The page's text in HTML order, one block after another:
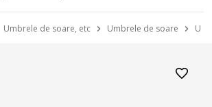
Umbrele de soare, etc Umbrele de soare